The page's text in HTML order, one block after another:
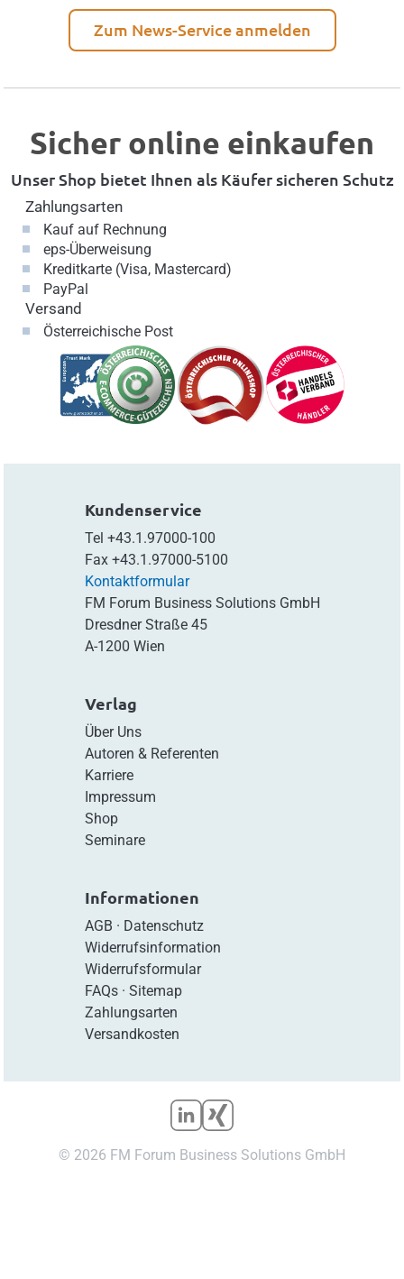
Zum News-Service anmelden
Sicher online einkaufen
Unser Shop bietet Ihnen als Käufer sicheren Schutz
Zahlungsarten
Kauf auf Rechnung
eps-Überweisung
Kreditkarte (Visa, Mastercard)
PayPal
Versand
Österreichische Post
Kundenservice
Tel +43.1.97000-100
Fax +43.1.97000-5100
Kontaktformular
FM Forum Business Solutions GmbH
Dresdner Straße 45
A-1200 Wien
Verlag
Über Uns
Autoren & Referenten
Karriere
Impressum
Shop
Seminare
Informationen
AGB · Datenschutz
Widerrufsinformation
Widerrufsformular
FAQs· Sitemap
Zahlungsarten
Versandkosten
© 2026 FM Forum Business Solutions GmbH